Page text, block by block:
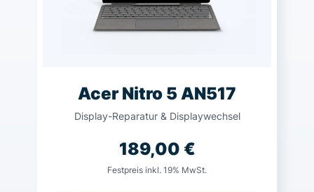
Acer Nitro 5 AN517
Display-Reparatur & Displaywechsel
189,00 €
Festpreis inkl. 19% MwSt.